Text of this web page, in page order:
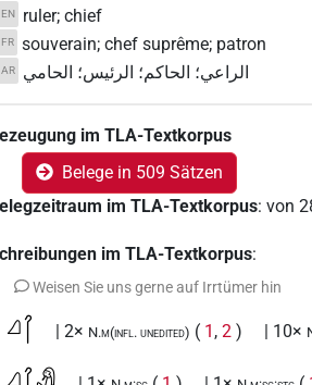
EN ruler; chief
FR souverain; chef suprême; patron
AR الراعي؛ الحاكم؛ الرئيس؛ الحامي
im TLA-Textkorpus
Belege in 509 Sätzen
im TLA-Textkorpus:von
im TLA-Textkorpus:
Weisen Sie uns gerne auf Irrtümer hin
𓈎𓋾 | 2× N.m(infl. unedited) ( 1 ,2 ) | 10×